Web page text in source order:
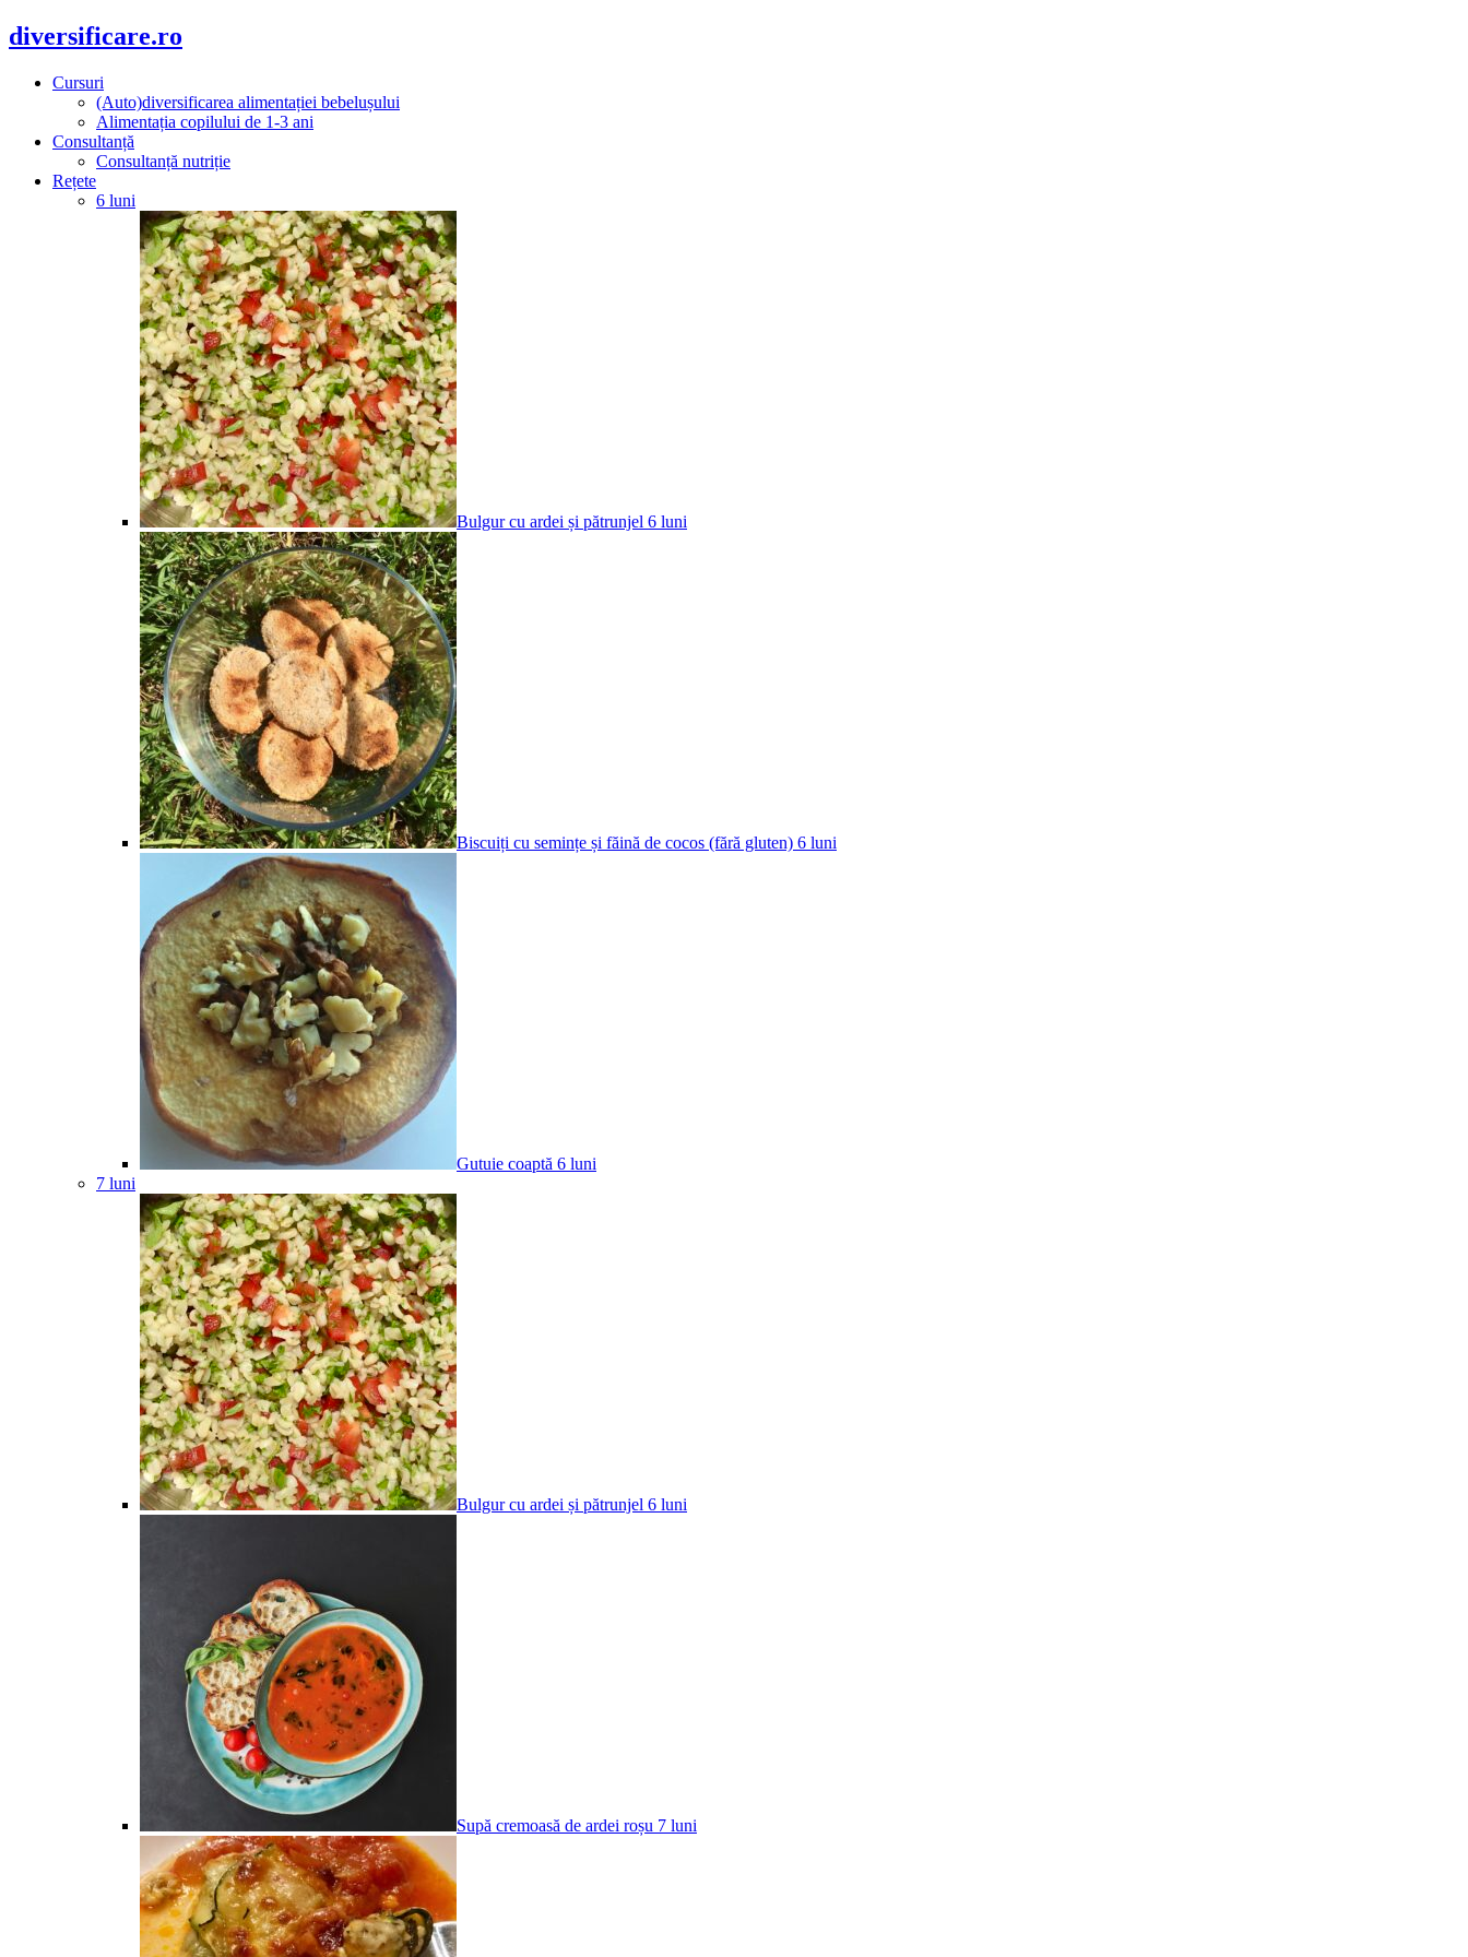
diversificare.ro
Cursuri
(Auto)diversificarea alimentației bebelușului
Alimentația copilului de 1-3 ani
Consultanță
Consultanță nutriție
Rețete
6 luni
Bulgur cu ardei și pătrunjel 6 luni
Biscuiți cu semințe și făină de cocos (fără gluten) 6 luni
Gutuie coaptă 6 luni
7 luni
Bulgur cu ardei și pătrunjel 6 luni
Supă cremoasă de ardei roșu 7 luni